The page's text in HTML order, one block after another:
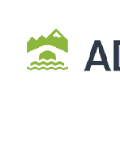
Salto
al
contenido